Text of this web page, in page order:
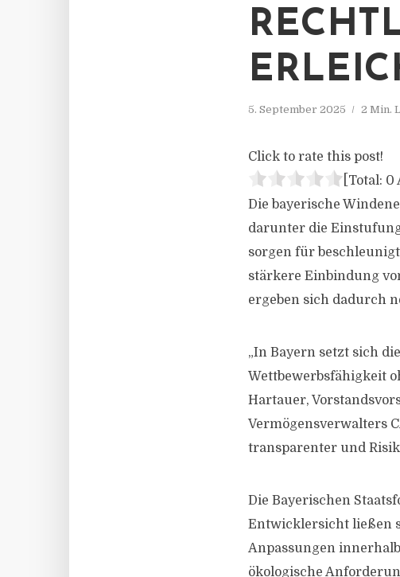
5. September 2025 2 Min.
Click to rate this post!
[Total: 0
Die bayerische
darunter die
sorgen für
stärkere Einbindung
ergeben sich dadurch
„In Bayern setzt sich
Wettbewerbsfähigkeit
Hartauer,
Vermögensverwalters
transparenter und
Die Bayerischen
Entwicklersicht ließen
Anpassungen
ökologische